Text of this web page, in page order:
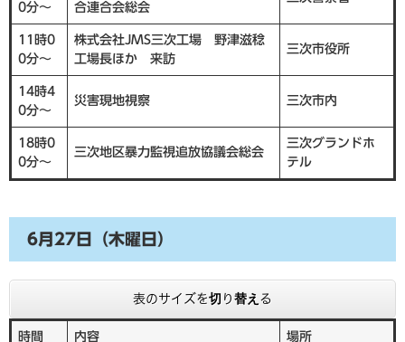
0分～
合連合会総会
11時0
0分～
株式会社JMS三次工場 野津滋稔
工場長ほか 来訪
三次市役所
14時4
0分～
災害現地視察 三次市内
18時0
0分～
三次地区暴力監視追放協議会総会
三次グランドホ
テル
6月27日（木曜日）
表のサイズを切り替える
時間 内容 場所